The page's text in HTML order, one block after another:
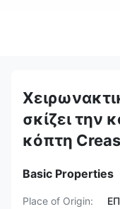
σκίζει την
κόπτη
Basic Properties
Place of Origin: